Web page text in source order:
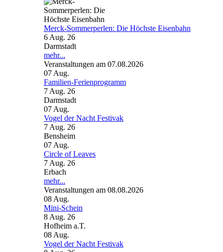
Merck-Sommerperlen: Die Höchste Eisenbahn
6 Aug. 26
Darmstadt
mehr...
Veranstaltungen am 07.08.2026
07 Aug.
Familien-Ferienprogramm
7 Aug. 26
Darmstadt
07 Aug.
Vogel der Nacht Festivak
7 Aug. 26
Bensheim
07 Aug.
Circle of Leaves
7 Aug. 26
Erbach
mehr...
Veranstaltungen am 08.08.2026
08 Aug.
Mini-Schein
8 Aug. 26
Hofheim a.T.
08 Aug.
Vogel der Nacht Festivak